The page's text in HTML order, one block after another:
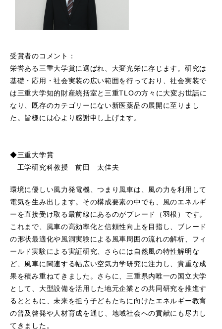
受賞者のコメント：
栄誉ある三重大学賞に選ばれ、大変光栄に存じます。研究は
基礎・応用・社会実装の広い範囲を行っており、社会実装で
は三重大学知的財産統括室と三重TLOの方々に大変お世話に
なり、既存のカテゴリーにない新医薬品の展開に至りまし
た。皆様には心より感謝申し上げます。
◆三重大学賞
工学研究科教授 前田 太佳夫
環境に優しい風力発電機、つまり風車は、風の力を利用して
電気を生み出します。その構成要素の中でも、風のエネルギ
ーを直接受け取る最前線にあるのがブレード（羽根）です。
これまで、風車の高効率化と信頼性向上を目指し、ブレード
の形状最適化や風洞実験による風車周囲の流れの解析、フィ
ールド実験による実証研究、さらには自然風の特性解明な
ど、風車に関連する幅広い空気力学研究に注力し、貴重な成
果を積み重ねてきました。さらに、三重県内唯一の国立大学
として、大型設備を活用した地元企業との共同研究を推進す
るとともに、未来を担う子どもたちに向けたエネルギー教育
の普及啓発や人材育成を通じ、地域社会への貢献にも尽力し
てきました。